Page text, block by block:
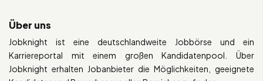
Über uns
Jobknight ist eine deutschlandweite Jobbörse und ein
Karriereportal mit einem großen Kandidatenpool. Über
Jobknight erhalten Jobanbieter die Möglichkeiten, geeignete